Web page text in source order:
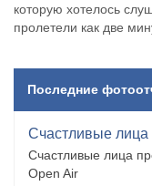
которую хотелось
пролетели как две
Последние
Счастливые лица
Счастливые лица
Open Air